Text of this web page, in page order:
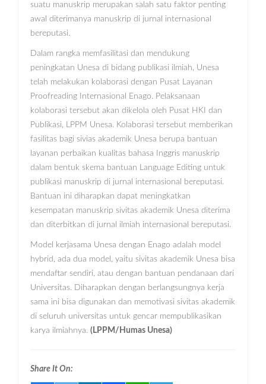
suatu manuskrip merupakan salah satu faktor penting
awal diterimanya manuskrip di jurnal internasional
bereputasi.
Dalam rangka memfasilitasi dan mendukung
peningkatan Unesa di bidang publikasi ilmiah, Unesa
telah melakukan kolaborasi dengan Pusat Layanan
Proofreading Internasional Enago. Pelaksanaan
kolaborasi tersebut akan dikelola oleh Pusat HKI dan
Publikasi, LPPM Unesa. Kolaborasi tersebut memberikan
fasilitas bagi sivias akademik Unesa berupa bantuan
layanan perbaikan kualitas bahasa Inggris manuskrip
dalam bentuk skema bantuan Language Editing untuk
publikasi manuskrip di jurnal internasional bereputasi.
Bantuan ini diharapkan dapat meningkatkan
kesempatan manuskrip sivitas akademik Unesa diterima
dan diterbitkan di jurnal ilmiah internasional bereputasi.
Model kerjasama Unesa dengan Enago adalah model
hybrid, ada dua model, yaitu sivitas akademik Unesa bisa
mendaftar sendiri, atau dengan bantuan pendanaan dari
Universitas. Diharapkan dengan berlangsungnya kerja
sama ini bisa digunakan dan memotivasi sivitas akademik
di seluruh universitas untuk gencar mempublikasikan
karya ilmiahnya. (LPPM/Humas Unesa)
Share It On: